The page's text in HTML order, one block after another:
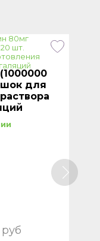
для
руб